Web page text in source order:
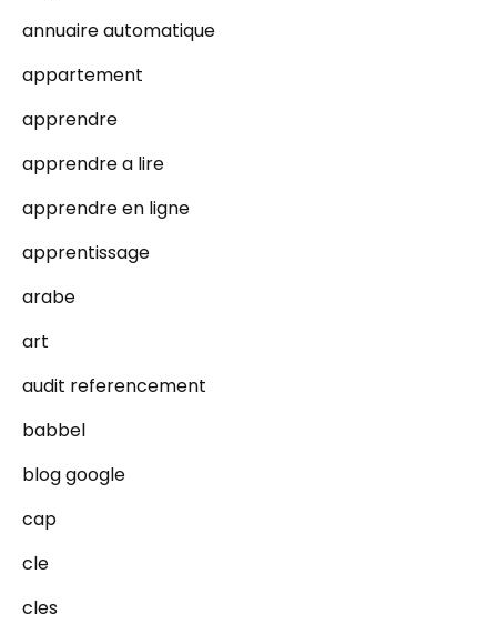
annuaire automatique
appartement
apprendre
apprendre a lire
apprendre en ligne
apprentissage
arabe
art
audit referencement
babbel
blog google
cap
cle
cles